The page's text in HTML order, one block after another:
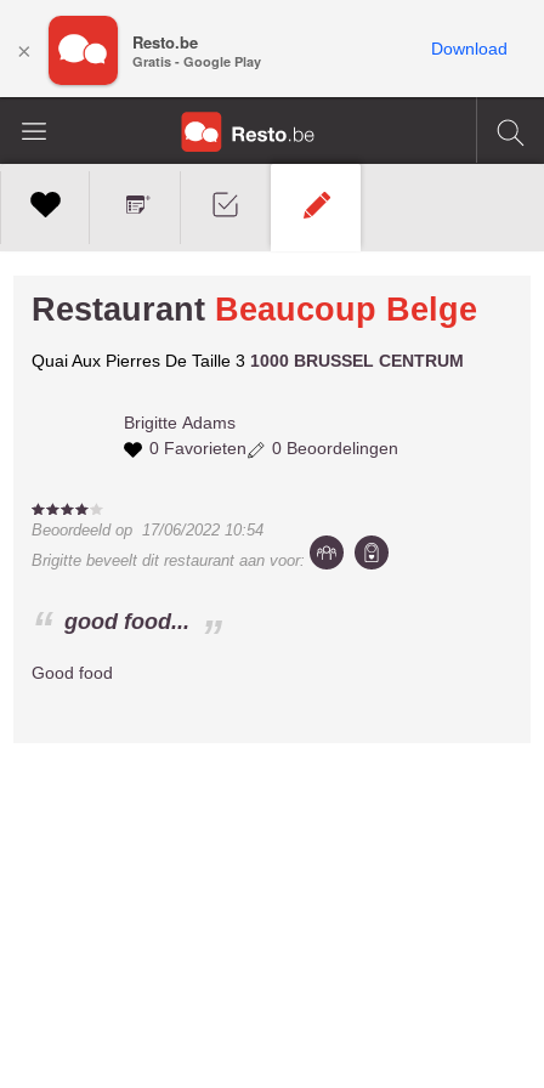
Restaurant Beaucoup Belge
Quai Aux Pierres De Taille 3 1000 BRUSSEL CENTRUM
Brigitte Adams
0 Favorieten
0 Beoordelingen
Beoordeeld op17/06/2022 10:54
Brigitte beveelt dit restaurant aan voor:
good food...
Good food
× Resto.be
Gratis - Google Play
Download